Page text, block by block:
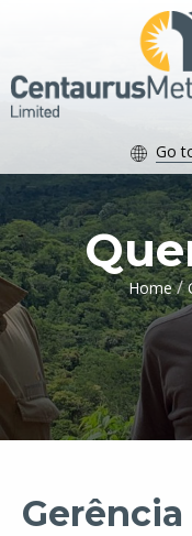
Go
Home /
Gerência